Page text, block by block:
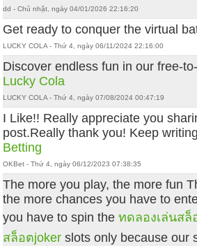
dd - Chủ nhật, ngày 04/01/2026 22:16:20
Get ready to conquer the virtual
LUCKY COLA - Thứ 4, ngày 06/11/2024 22:16:00
Discover endless fun in our free-
Lucky Cola
LUCKY COLA - Thứ 4, ngày 07/08/2024 00:47:19
I Like!! Really appreciate you
post.Really thank you! Keep
Betting
OKBet - Thứ 4, ngày 06/12/2023 07:38:35
The more you play, the more fun
the more chances you have to
you have to spin theทดลองเล่นสล็
สล็อตjoker slots only because our